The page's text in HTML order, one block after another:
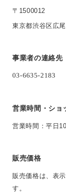
〒1500012
東京都渋谷区広
事業者の連絡先
営業時間・ショ
営業時間：平日
販売価格
販売価格は、表
す。